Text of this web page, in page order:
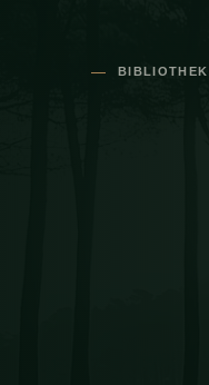
BIBLIOTHEK